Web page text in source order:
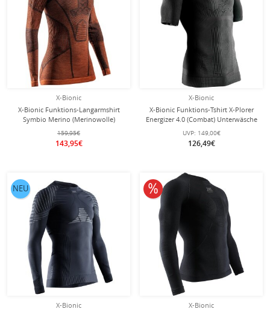
X-Bionic
X-Bionic Funktions-Langarmshirt
Symbio Merino (Merinowolle)
Unterwäsche braun Herren
159,95€
143,95€
X-Bionic
X-Bionic Funktions-Tshirt X-Plorer
Energizer 4.0 (Combat) Unterwäsche
schwarz/anthrazit Herren
UVP: 149,00€
126,49€
X-Bionic
NEU
X-Bionic
10% reduziert